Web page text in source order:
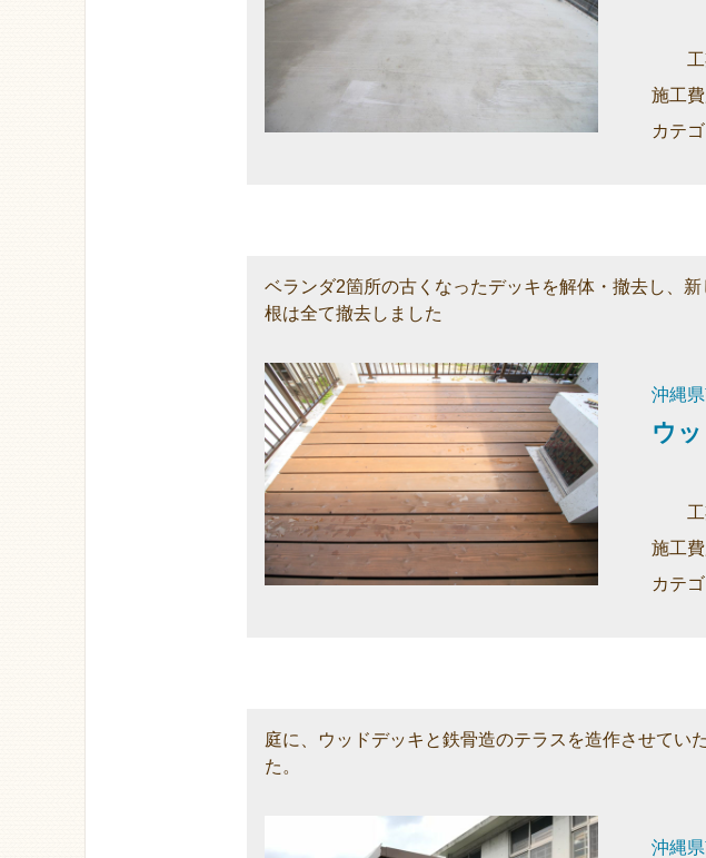
工
施工
カテ
ベランダ2箇所の古くなったデッキを解体・撤去し
根は全て撤去しました
沖縄
ウ
工
施工
カテ
庭に、ウッドデッキと鉄骨造のテラスを造作させて
た。
沖縄